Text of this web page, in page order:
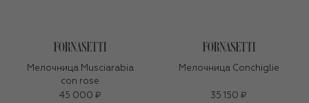
Мелочница Musciarabia
con rose
45 000 ₽
Мелочница Conchiglie
35 150 ₽